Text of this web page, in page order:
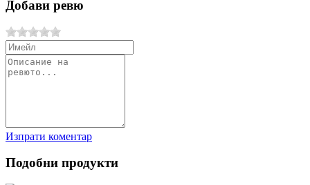
Добави ревю
Изпрати коментар
Подобни продукти